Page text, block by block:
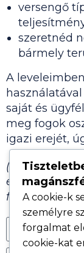
versengő
szeretnéd
bármely
A
saját és
meg fogok
igazi erejét,
(Ha ezzel
ellenvetésed
fel.)A cookie-k
személyre
forgalmat
cookie-kat